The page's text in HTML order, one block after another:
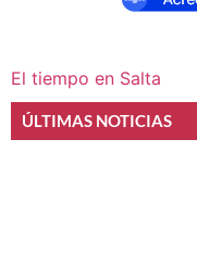
El tiempo en Salta
ÚLTIMAS NOTICIAS